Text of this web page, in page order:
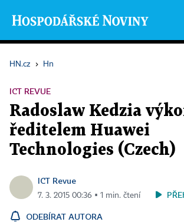
HN.cz › Hn
ICT REVUE
Radoslaw Kedzia
ředitelem Huawei
Technologies (Czech)
ICT Revue
7. 3. 2015 00:36 ▪ 1 min. čtení
ODEBÍRAT AUTORA